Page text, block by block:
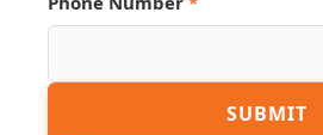
SUBMIT